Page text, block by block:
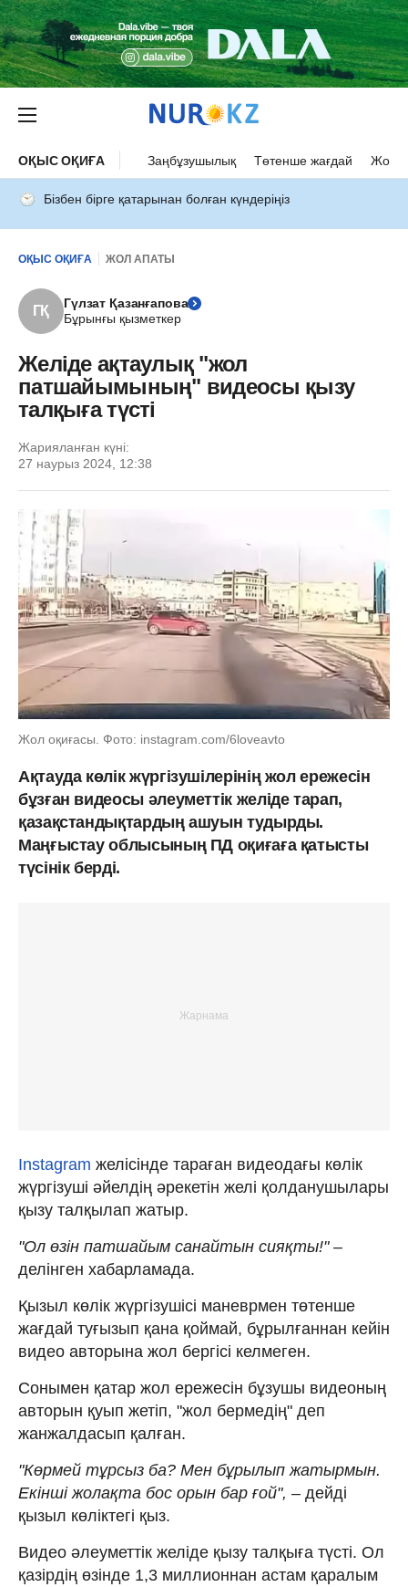
ОҚЫС ОҚИҒА Заңбұзушылық Төтенше жағдай Жол
Бізбен бірге қатарынан болған күндеріңіз
ОҚЫС ОҚИҒА ЖОЛ АПАТЫ
ГҚ
Гүлзат Қазанғапова
Бұрынғы қызметкер
Желіде ақтаулық "жол
патшайымының" видеосы қызу
талқыға түсті
Жарияланған күні:
27 наурыз 2024, 12:38
Жол оқиғасы. Фото: instagram.com/6loveavto
Ақтауда көлік жүргізушілерінің жол ережесін
бұзған видеосы әлеуметтік желіде тарап,
қазақстандықтардың ашуын тудырды.
Маңғыстау облысының ПД оқиғаға қатысты
түсінік берді.
Instagram желісінде тараған видеодағы көлік
жүргізуші әйелдің әрекетін желі қолданушылары
қызу талқылап жатыр.
"Ол өзін патшайым санайтын сияқты!" –
делінген хабарламада.
Қызыл көлік жүргізушісі маневрмен төтенше
жағдай туғызып қана қоймай, бұрылғаннан кейін
видео авторына жол бергісі келмеген.
Сонымен қатар жол ережесін бұзушы видеоның
авторын қуып жетіп, "жол бермедің" деп
жанжалдасып қалған.
"Көрмей тұрсыз ба? Мен бұрылып жатырмын.
Екінші жолақта бос орын бар ғой", – дейді
қызыл көліктегі қыз.
Видео әлеуметтік желіде қызу талқыға түсті. Ол
қазірдің өзінде 1,3 миллионнан астам қаралым